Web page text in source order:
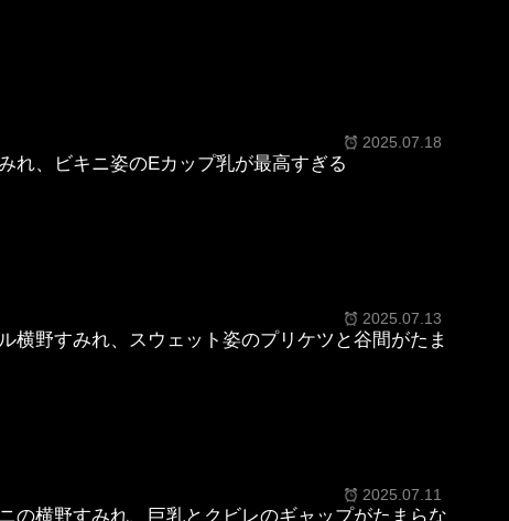
2025.07.18
れ、ビキニ姿のEカップ乳が最高すぎる
2025.07.13
横野すみれ、スウェット姿のプリケツと谷間がたま
2025.07.11
の横野すみれ、巨乳とクビレのギャップがたまらな